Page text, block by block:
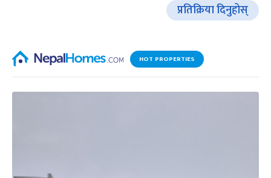
प्रतिक्रिया दिनुहोस्
HOT PROPERTIES